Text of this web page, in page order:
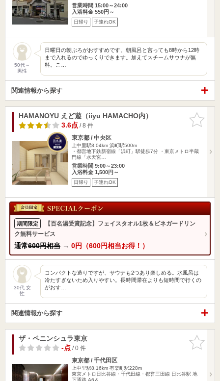
営業時間 15:00～24:00
入浴料金 550円～
日帰り 子連れOK
50代～
男性
日曜日の朝ぶろがおすすめです。朝風呂と言っても8時から12時
まで入れるのでゆっくりできます。加えてスチームサウナが無
料。こ…
関連情報から探す
お気に入
りに追加
HAMANOYU えど遊（iiyu HAMACHO内）
3.6点/ 8 件
東京都 / 中央区
上中里駅8.04km 浜町駅500m
・都営地下鉄新宿線「浜町」駅徒歩7分 ・東京メトロ半蔵
門線「水天宮…
営業時間 9:00～23:00
入浴料金 1,500円～
日帰り 子連れOK
期間限定
【百名湯受賞記念】フェイスタオル1枚＆ビネガードリン
ク無料サービス
通常600円相当 → 0円（600円相当お得！）
30代 女
性
コンパクトな造りですが、サウナも2つあり楽しめる。水風呂は
冷たすぎないため入りやすい。長時間滞在よりも短時間で行くの
がおす…
関連情報から探す
お気に入
りに追加
ザ・ペニンシュラ東京
-点/ 0 件
東京都 / 千代田区
上中里駅8.16km 有楽町駅228m
東京メトロ日比谷線・千代田線・都営三田線 日比谷駅 地
下通路 A6＆…